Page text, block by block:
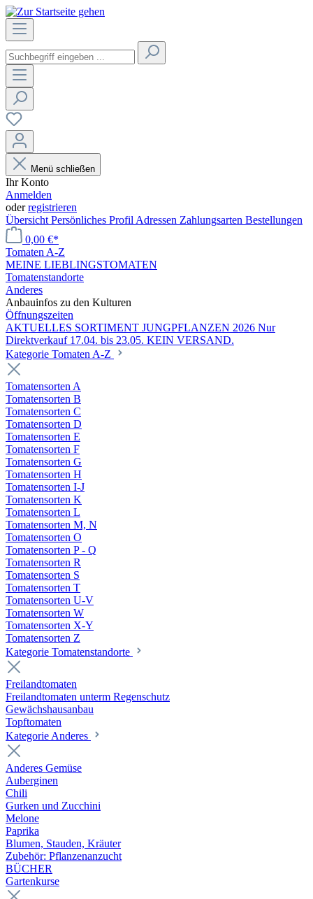
Menü schließen
Ihr Konto
Anmelden
oderregistrieren
Übersicht Persönliches Profil Adressen Zahlungsarten Bestellungen
0,00 €*
Tomaten A-Z
MEINE LIEBLINGSTOMATEN
Tomatenstandorte
Anderes
Anbauinfos zu den Kulturen
Öffnungszeiten
AKTUELLES SORTIMENT JUNGPFLANZEN 2026 Nur
Direktverkauf 17.04. bis 23.05. KEIN VERSAND.
Kategorie Tomaten A-Z
Tomatensorten A
Tomatensorten B
Tomatensorten C
Tomatensorten D
Tomatensorten E
Tomatensorten F
Tomatensorten G
Tomatensorten H
Tomatensorten I-J
Tomatensorten K
Tomatensorten L
Tomatensorten M, N
Tomatensorten O
Tomatensorten P - Q
Tomatensorten R
Tomatensorten S
Tomatensorten T
Tomatensorten U-V
Tomatensorten W
Tomatensorten X-Y
Tomatensorten Z
Kategorie Tomatenstandorte
Freilandtomaten
Freilandtomaten unterm Regenschutz
Gewächshausanbau
Topftomaten
Kategorie Anderes
Anderes Gemüse
Auberginen
Chili
Gurken und Zucchini
Melone
Paprika
Blumen, Stauden, Kräuter
Zubehör: Pflanzenanzucht
BÜCHER
Gartenkurse